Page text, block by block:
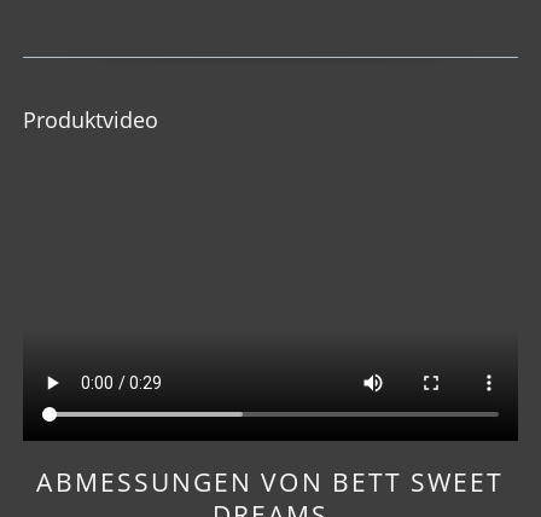
Produktvideo
ABMESSUNGEN VON BETT SWEET